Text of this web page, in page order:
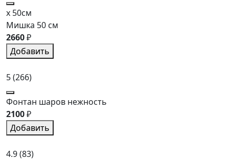
x 50см
Мишка 50 см
2660₽
Добавить
5(266)
Фонтан шаров нежность
2100₽
Добавить
4.9(83)